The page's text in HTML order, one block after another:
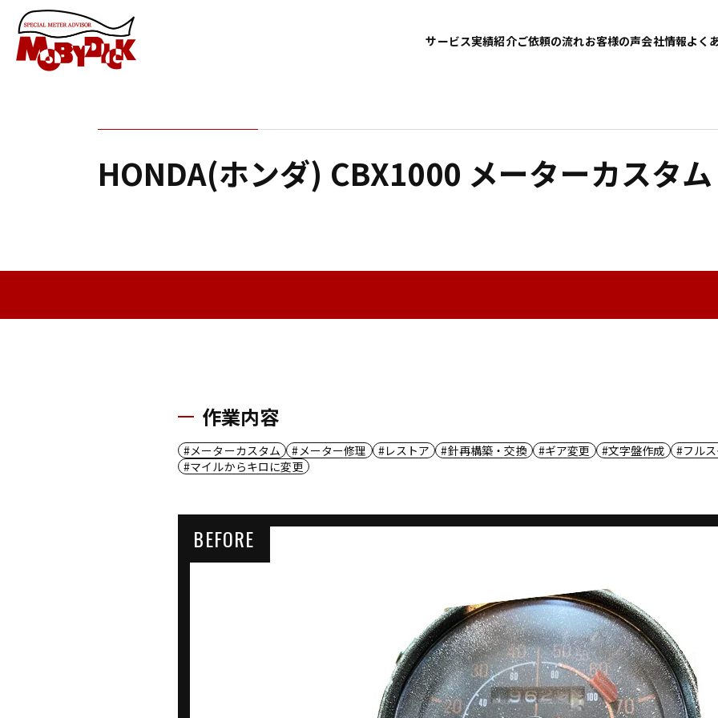
サービス実績紹介ご依頼の流れお客様の声会社情報よく
HONDA(ホンダ) CBX1000 メーターカスタム
作業内容
メーターカスタム メーター修理 レストア 針再構築・交換 ギア変更 文字盤作成
フル
マイルからキロに変更